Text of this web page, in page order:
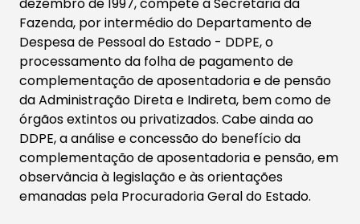
Fazenda, por intermédio do Departamento de
Despesa de Pessoal do Estado - DDPE, o
processamento da folha de pagamento de
complementação de aposentadoria e de pensão
da Administração Direta e Indireta, bem como de
órgãos extintos ou privatizados. Cabe ainda ao
DDPE, a análise e concessão do benefício da
complementação de aposentadoria e pensão, em
observância à legislação e às orientações
emanadas pela Procuradoria Geral do Estado.